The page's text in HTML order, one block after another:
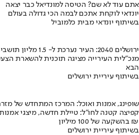
אתם עוד לא שם? הטיסה למונדיאל כבר יצאה
יונדאי לוקחת אתכם לבמה הכי גדולה בעולם
בשיתוף יונדאי מבית כלמוביל
ירושלים 2040: העיר נערכת ל- 1.5 מליון תושבים
מנכ"לית העירייה מציגה תוכנית להשארת
הבא
בשיתוף עיריית ירושלים
שופינג, אמנות ואוכל: המרכז המתחדש של
קפיצה קטנה לחו"ל: טיילת חדשה, מיצגי
בהשקעה של 100 מיליון ₪
בשיתוף עיריית ירושלים